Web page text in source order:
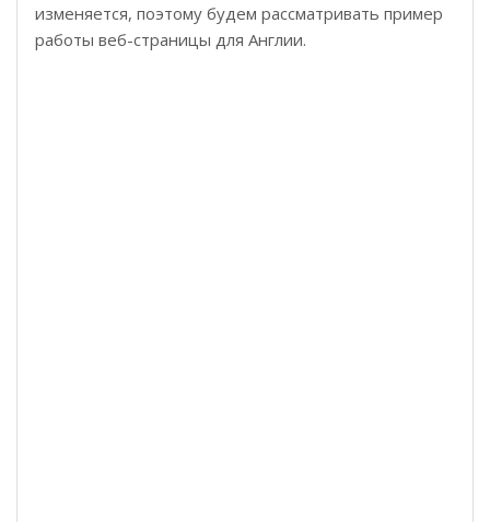
изменяется, поэтому будем рассматривать пример
работы веб-страницы для Англии.